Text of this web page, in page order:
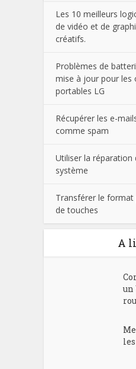
Les 10 meilleurs
de vidéo et de
créatifs.
Problèmes de
mise à jour pour les
portables LG
Récupérer les e-
comme spam
Utiliser la réparation
système
Transférer le
de touches
A
un